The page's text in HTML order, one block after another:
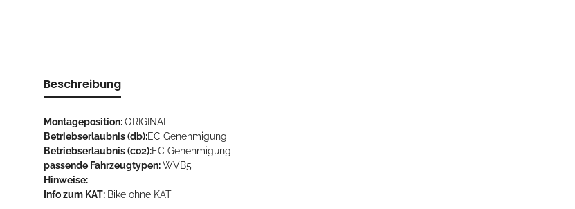
Beschreibung
Montageposition:ORIGINAL
Betriebserlaubnis (db):EC Genehmigung
Betriebserlaubnis (co2):EC Genehmigung
passende Fahrzeugtypen:WVB5
Hinweise: -
Info zum KAT: Bike ohne KAT